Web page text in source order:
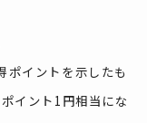
イントを示したも
イント1円相当にな